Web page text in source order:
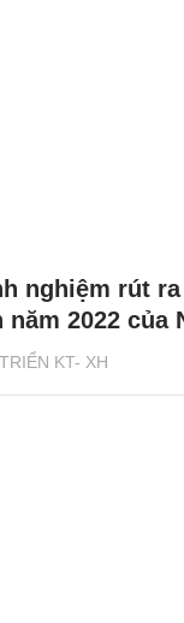
KT- XH
nghiệm rút
2022 của